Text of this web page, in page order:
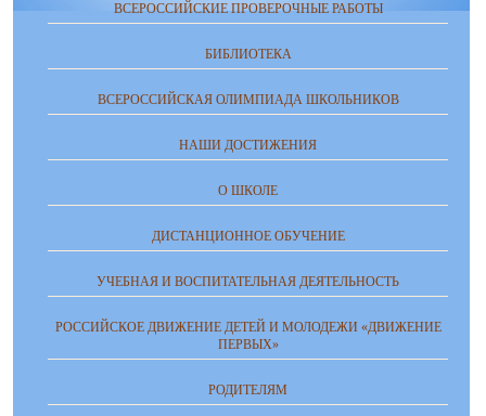
ВСЕРОССИЙСКИЕ ПРОВЕРОЧНЫЕ РАБОТЫ
БИБЛИОТЕКА
ВСЕРОССИЙСКАЯ ОЛИМПИАДА ШКОЛЬНИКОВ
НАШИ ДОСТИЖЕНИЯ
О ШКОЛЕ
ДИСТАНЦИОННОЕ ОБУЧЕНИЕ
УЧЕБНАЯ И ВОСПИТАТЕЛЬНАЯ ДЕЯТЕЛЬНОСТЬ
РОССИЙСКОЕ ДВИЖЕНИЕ ДЕТЕЙ И МОЛОДЕЖИ «ДВИЖЕНИЕ
ПЕРВЫХ»
РОДИТЕЛЯМ